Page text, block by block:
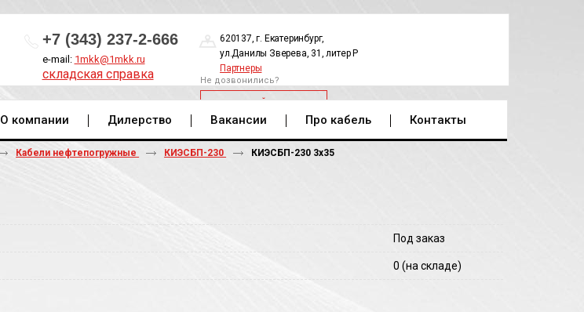
+7 (343) 237-2-666
e-mail: 1mkk@1mkk.ru
складская справка
620137, г. Екатеринбург,
ул.Данилы Зверева, 31, литер Р
Партнеры
Не дозвонились?
ОБРАТНЫЙ ЗВОНОК
О компании Дилерство Вакансии Про кабель Контакты
Кабели нефтепогружные КИЭСБП-230 КИЭСБП-230 3х35
Под заказ
0 (на складе)